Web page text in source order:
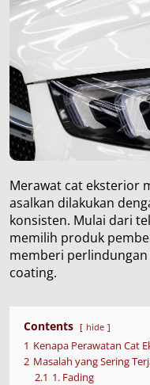
Merawat cat eksterior
asalkan dilakukan
konsisten. Mulai dari
memilih produk
memberi
coating.
Contents hide
1 Kenapa Perawatan Cat
2 Masalah yang Sering
2.1 1. Fading